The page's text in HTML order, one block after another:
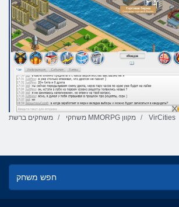
משחקים ברשת משחקי MMORPG מקוון VirCities